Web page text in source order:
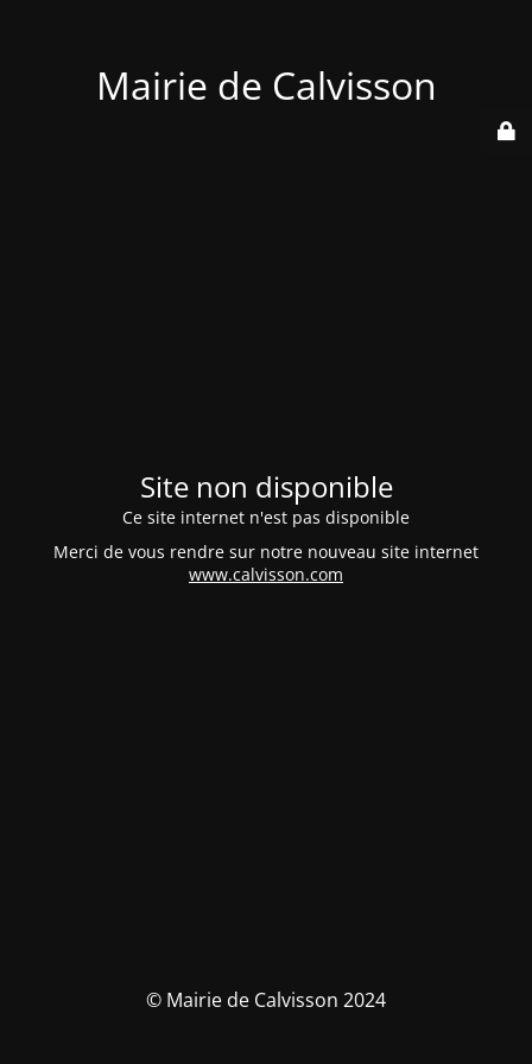
Mairie de Calvisson
Site non disponible
Ce site internet n'est pas disponible
Merci de vous rendre sur notre nouveau site internet
www.calvisson.com
© Mairie de Calvisson 2024